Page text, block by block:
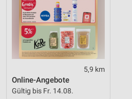
5,9 km
Online-Angebote
Gültig bis Fr. 14.08.